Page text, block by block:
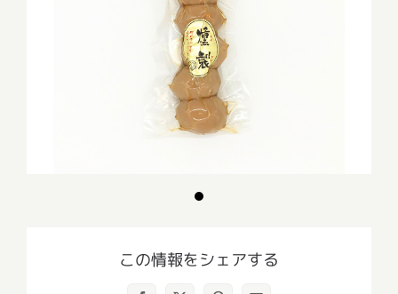
この情報をシェアする